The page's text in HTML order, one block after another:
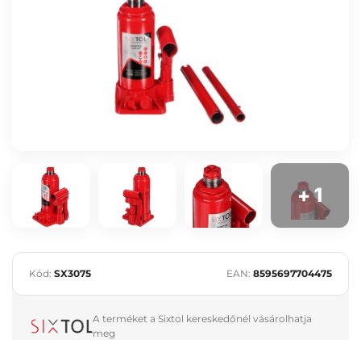
+ 1
Kód: SX3075 EAN: 8595697704475
A terméket a Sixtol kereskedőnél vásárolhatja
meg